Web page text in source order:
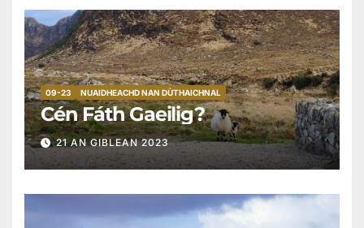
09-23 NUAIDHEACHD NAN DÙTHAICHNAL
Cén Fáth Gaeilig?
21 AN GIBLEAN 2023